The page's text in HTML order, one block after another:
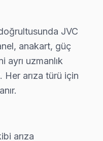
kapasitör
şerit tamiri veya
aynı gün servis
Yok, Güven Var
Herhangi bir ön
yok: Fiyat teklifi
JVC
anakart, güç
ayrı uzmanlık
Her arıza türü için
arıza